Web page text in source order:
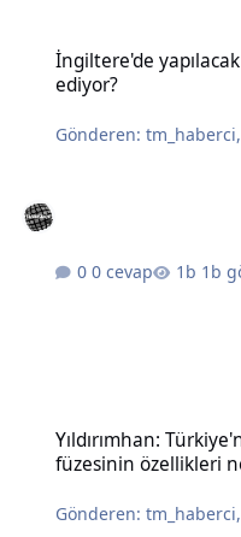
İngiltere'de
ediyor?
Gönderen:tm_haberci,
0 cevap 1b
Yıldırımhan:
füzesinin özellikleri
Gönderen:tm_haberci,